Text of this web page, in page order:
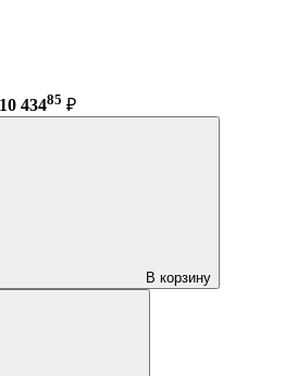
10 43485 ₽
В корзину